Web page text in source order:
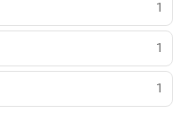
1
1
1